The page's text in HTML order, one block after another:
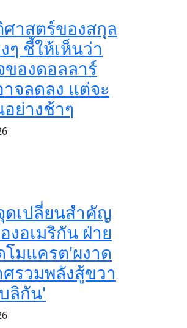
าสตร์ของสกุล
ๆ ชี้ให้เห็นว่า
ของดอลลาร์
จลดลง แต่จะ
ย่างช้าๆ
ดเปลี่ยนสำคัญ
งอเมริกัน ฝ่าย
โมแครต'ผงาด
รวมพลังสู้ขวา
ลิกัน'